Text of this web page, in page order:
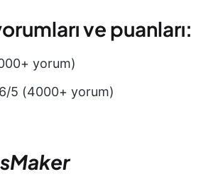
ve puanları:
yorum)
5 (4000+ yorum)